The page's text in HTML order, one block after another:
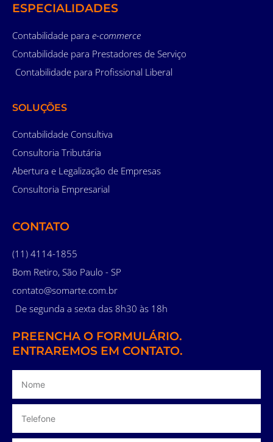
ESPECIALIDADES
Contabilidade para e-commerce
Contabilidade para Prestadores de Serviço
Contabilidade para Profissional Liberal
SOLUÇÕES
Contabilidade Consultiva
Consultoria Tributária
Abertura e Legalização de Empresas
Consultoria Empresarial
CONTATO
(11) 4114-1855
Bom Retiro, São Paulo - SP
contato@somarte.com.br
De segunda a sexta das 8h30 às 18h
PREENCHA O FORMULÁRIO.
ENTRAREMOS EM CONTATO.